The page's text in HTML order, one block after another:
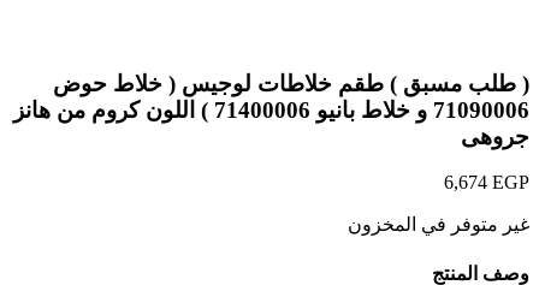
( طلب مسبق ) طقم خلاطات لوجيس ( خلاط حوض
71090006 و خلاط بانيو 71400006 ) اللون كروم من هانز
جروهى
6,674 EGP
غير متوفر في المخزون
وصف المنتج